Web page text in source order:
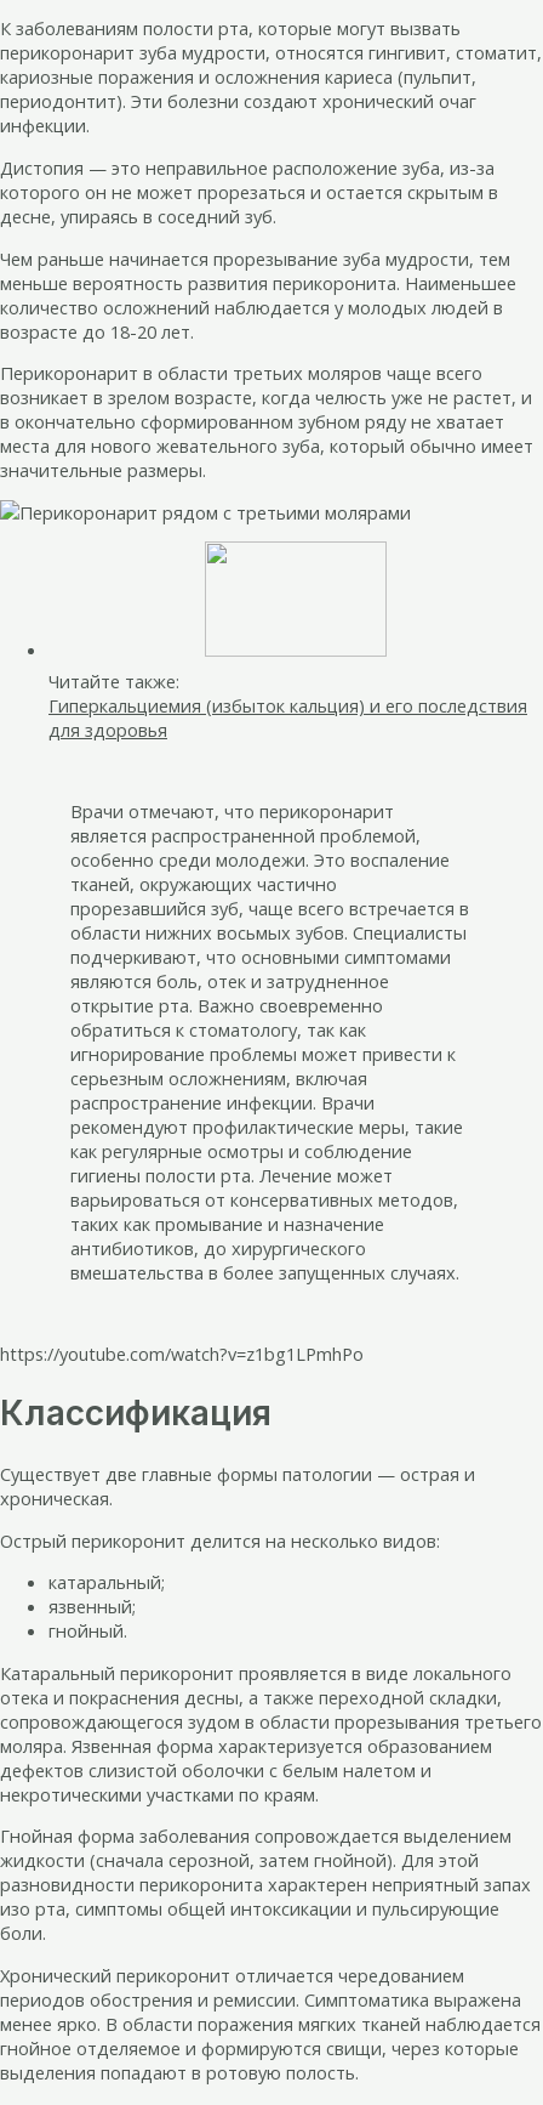
К заболеваниям полости рта, которые могут вызвать
перикоронарит зуба мудрости, относятся гингивит, стоматит,
кариозные поражения и осложнения кариеса (пульпит,
периодонтит). Эти болезни создают хронический очаг
инфекции.
Дистопия — это неправильное расположение зуба, из-за
которого он не может прорезаться и остается скрытым в
десне, упираясь в соседний зуб.
Чем раньше начинается прорезывание зуба мудрости, тем
меньше вероятность развития перикоронита. Наименьшее
количество осложнений наблюдается у молодых людей в
возрасте до 18-20 лет.
Перикоронарит в области третьих моляров чаще всего
возникает в зрелом возрасте, когда челюсть уже не растет, и
в окончательно сформированном зубном ряду не хватает
места для нового жевательного зуба, который обычно имеет
значительные размеры.
Читайте также:
Гиперкальциемия (избыток кальция) и его последствия
для здоровья
Врачи отмечают, что перикоронарит
является распространенной проблемой,
особенно среди молодежи. Это воспаление
тканей, окружающих частично
прорезавшийся зуб, чаще всего встречается в
области нижних восьмых зубов. Специалисты
подчеркивают, что основными симптомами
являются боль, отек и затрудненное
открытие рта. Важно своевременно
обратиться к стоматологу, так как
игнорирование проблемы может привести к
серьезным осложнениям, включая
распространение инфекции. Врачи
рекомендуют профилактические меры, такие
как регулярные осмотры и соблюдение
гигиены полости рта. Лечение может
варьироваться от консервативных методов,
таких как промывание и назначение
антибиотиков, до хирургического
вмешательства в более запущенных случаях.
https://youtube.com/watch?v=z1bg1LPmhPo
Классификация
Существует две главные формы патологии — острая и
хроническая.
Острый перикоронит делится на несколько видов:
катаральный;
язвенный;
гнойный.
Катаральный перикоронит проявляется в виде локального
отека и покраснения десны, а также переходной складки,
сопровождающегося зудом в области прорезывания третьего
моляра. Язвенная форма характеризуется образованием
дефектов слизистой оболочки с белым налетом и
некротическими участками по краям.
Гнойная форма заболевания сопровождается выделением
жидкости (сначала серозной, затем гнойной). Для этой
разновидности перикоронита характерен неприятный запах
изо рта, симптомы общей интоксикации и пульсирующие
боли.
Хронический перикоронит отличается чередованием
периодов обострения и ремиссии. Симптоматика выражена
менее ярко. В области поражения мягких тканей наблюдается
гнойное отделяемое и формируются свищи, через которые
выделения попадают в ротовую полость.